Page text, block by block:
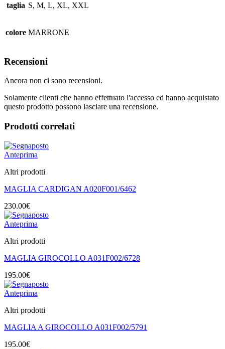
taglia S, M, L, XL, XXL
colore MARRONE
Recensioni
Ancora non ci sono recensioni.
Solamente clienti che hanno effettuato l'accesso ed hanno acquistato
questo prodotto possono lasciare una recensione.
Prodotti correlati
Anteprima
Altri prodotti
MAGLIA CARDIGAN A020F001/6462
230.00€
Anteprima
Altri prodotti
MAGLIA GIROCOLLO A031F002/6728
195.00€
Anteprima
Altri prodotti
MAGLIA A GIROCOLLO A031F002/5791
195.00€